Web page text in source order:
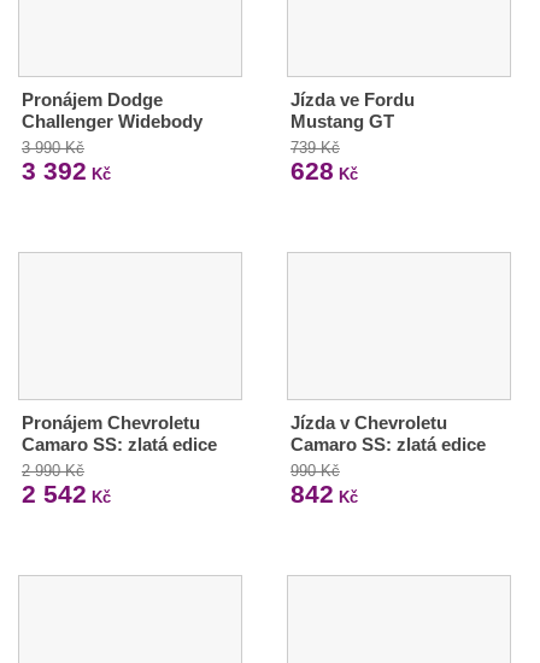
Pronájem Dodge
Challenger Widebody
3 990 Kč
3 392 Kč
Jízda ve Fordu
Mustang GT
739 Kč
628 Kč
Pronájem Chevroletu
Camaro SS: zlatá edice
2 990 Kč
2 542 Kč
Jízda v Chevroletu
Camaro SS: zlatá edice
990 Kč
842 Kč